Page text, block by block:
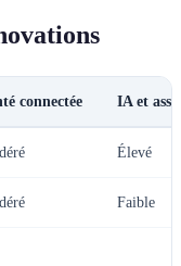
connectée IA et
Élevé
Faible